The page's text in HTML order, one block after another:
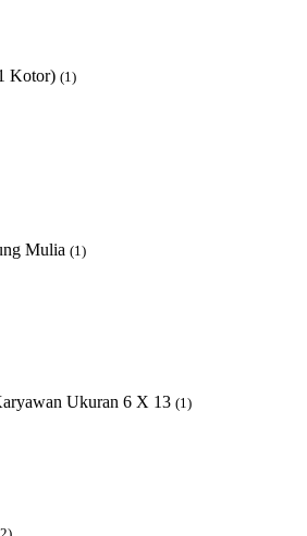
Kotor) (1)
Mulia (1)
Ukuran 6 X 13 (1)